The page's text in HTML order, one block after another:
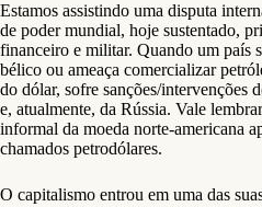
Estamos assistindo uma disputa
de poder mundial, hoje sustentado,
financeiro e militar. Quando um país
bélico ou ameaça comercializar
do dólar, sofre sanções/intervenções
e, atualmente, da Rússia. Vale
informal da moeda norte-americana
chamados petrodólares.
O capitalismo entrou em uma das